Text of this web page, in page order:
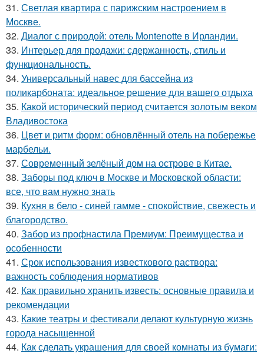
31. Светлая квартира с парижским настроением в
Москве.
32. Диалог с природой: отель Montenotte в Ирландии.
33. Интерьер для продажи: сдержанность, стиль и
функциональность.
34. Универсальный навес для бассейна из
поликарбоната: идеальное решение для вашего отдыха
35. Какой исторический период считается золотым веком
Владивостока
36. Цвет и ритм форм: обновлённый отель на побережье
марбельи.
37. Современный зелёный дом на острове в Китае.
38. Заборы под ключ в Москве и Московской области:
все, что вам нужно знать
39. Кухня в бело - синей гамме - спокойствие, свежесть и
благородство.
40. Забор из профнастила Премиум: Преимущества и
особенности
41. Срок использования известкового раствора:
важность соблюдения нормативов
42. Как правильно хранить известь: основные правила и
рекомендации
43. Какие театры и фестивали делают культурную жизнь
города насыщенной
44. Как сделать украшения для своей комнаты из бумаги: